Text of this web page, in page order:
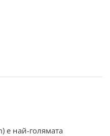
е най-голямата